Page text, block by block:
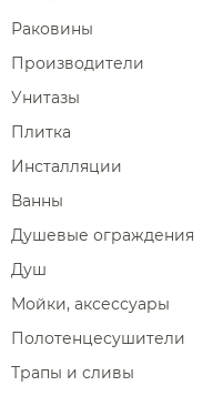
Раковины
Производители
Унитазы
Плитка
Инсталляции
Ванны
Душевые ограждения
Душ
Мойки, аксессуары
Полотенцесушители
Трапы и сливы